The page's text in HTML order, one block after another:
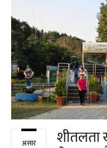
असार
शीतलता